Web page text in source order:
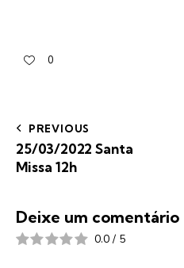
0
PREVIOUS
25/03/2022 Santa
Missa 12h
Deixe um comentário
0.0 / 5